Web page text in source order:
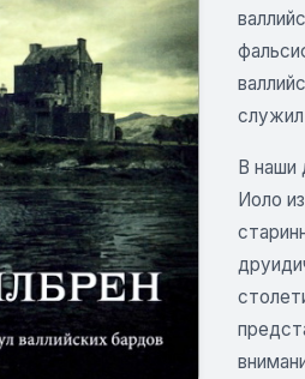
В наши
Иоло